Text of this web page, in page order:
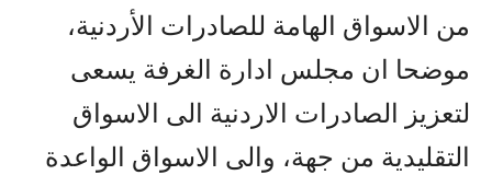
من الاسواق الهامة للصادرات الأردنية،
موضحا ان مجلس ادارة الغرفة يسعى
لتعزيز الصادرات الاردنية الى الاسواق
التقليدية من جهة، والى الاسواق الواعدة